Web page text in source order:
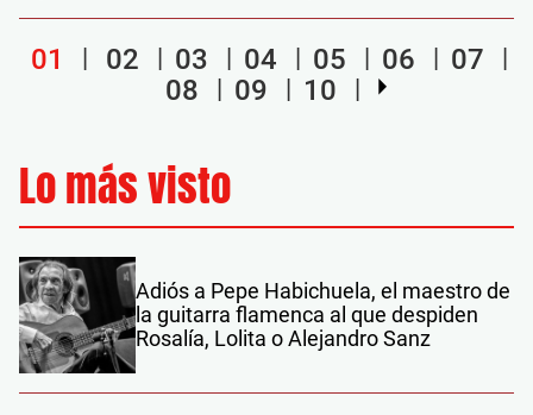
01 02 03 04 05 06
07
08
09 10
Lo más visto
Adiós a Pepe Habichuela, el maestro de
la guitarra flamenca al que despiden
Rosalía, Lolita o Alejandro Sanz